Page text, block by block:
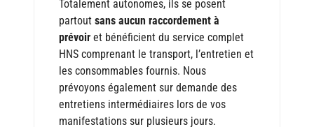
Totalement autonomes, ils se posent
partoutsans aucun raccordement à
prévoir et bénéficient du service complet
HNS comprenant le transport, l’entretien et
les consommables fournis. Nous
prévoyons également sur demande des
entretiens intermédiaires lors de vos
manifestations sur plusieurs jours.